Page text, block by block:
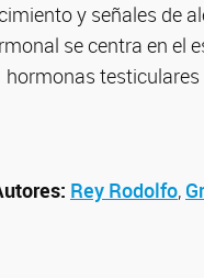
y señales de
se centra en el
hormonas
Rey Rodolfo,